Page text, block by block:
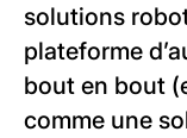
solutions
plateforme
bout en bout
comme une